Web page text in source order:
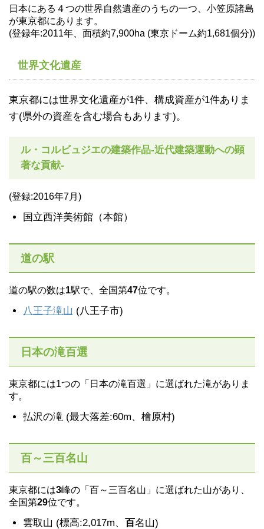
日本にある４つの世界自然遺産のうちの一つ、小笠原諸島
が東京都にあります。
(登録年:2011年、面積約7,900ha (東京ドーム約1,681個分))
世界文化遺産
東京都には世界文化遺産が1件、構成資産が1件ありま
す(県外の資産を含む場合もあります)。
ル・コルビュジエの建築作品‐近代建築運動への顕
著な貢献‐
(登録:2016年7月)
国立西洋美術館（本館）
道の駅
道の駅の数は1駅で、全国第47位です。
八王子滝山 (八王子市)
日本の滝百選
東京都には1つの「日本の滝百選」に選ばれた滝がありま
す。
払沢の滝 (最大落差:60m、檜原村)
百～三百名山
東京都には3峰の「百～三百名山」に選ばれた山があり、
全国第29位です。
雲取山 (標高:2,017m、 百名山)